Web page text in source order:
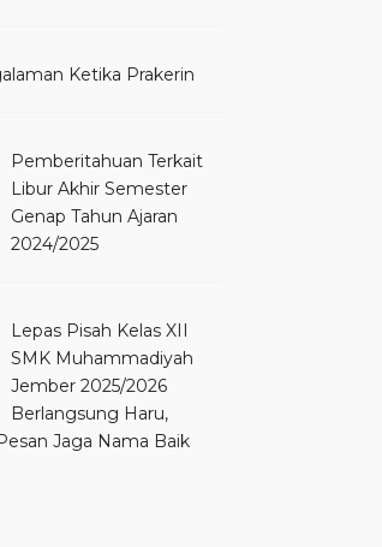
Ketika Prakerin
Pemberitahuan Terkait
Libur Akhir Semester
Genap Tahun Ajaran
2024/2025
Lepas Pisah Kelas XII
SMK Muhammadiyah
Jember 2025/2026
Berlangsung Haru,
Jaga Nama Baik